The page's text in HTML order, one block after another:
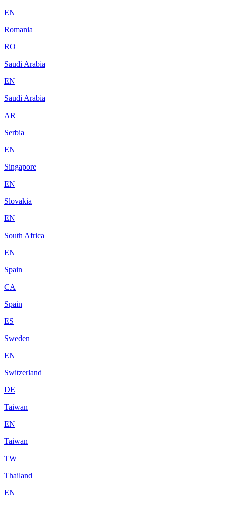
EN
Romania
RO
Saudi Arabia
EN
Saudi Arabia
AR
Serbia
EN
Singapore
EN
Slovakia
EN
South Africa
EN
Spain
CA
Spain
ES
Sweden
EN
Switzerland
DE
Taiwan
EN
Taiwan
TW
Thailand
EN